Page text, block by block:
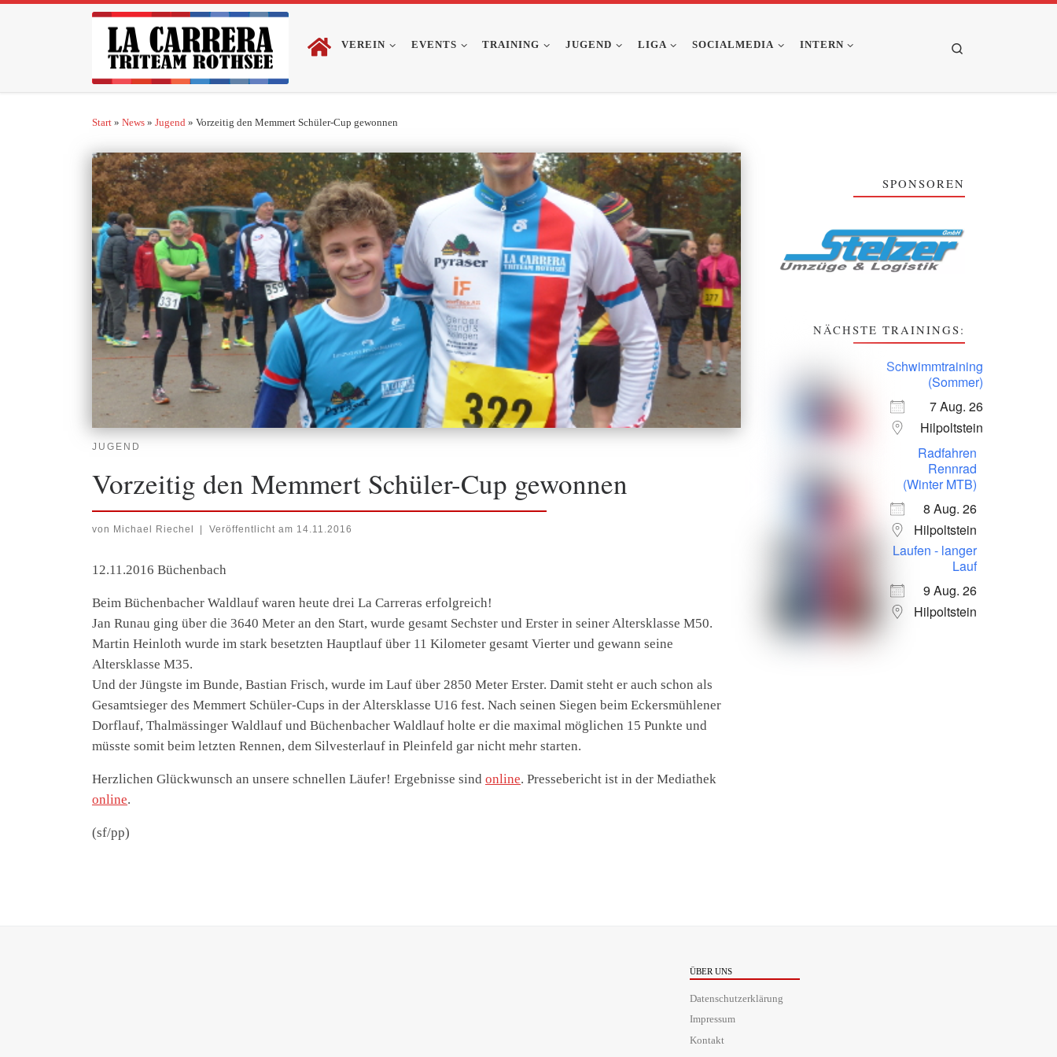
Zum Inhalt springen
VEREIN EVENTS TRAINING JUGEND LIGA SOCIALMEDIA INTERN
Start » News » Jugend » Vorzeitig den Memmert Schüler-Cup gewonnen
JUGEND
Vorzeitig den Memmert Schüler-Cup gewonnen
von Michael Riechel Veröffentlicht am 14.11.2016
12.11.2016 Büchenbach
Beim Büchenbacher Waldlauf waren heute drei La Carreras erfolgreich!
Jan Runau ging über die 3640 Meter an den Start, wurde gesamt Sechster und Erster in seiner Altersklasse M50.
Martin Heinloth wurde im stark besetzten Hauptlauf über 11 Kilometer gesamt Vierter und gewann seine
Altersklasse M35.
Und der Jüngste im Bunde, Bastian Frisch, wurde im Lauf über 2850 Meter Erster. Damit steht er auch schon als
Gesamtsieger des Memmert Schüler-Cups in der Altersklasse U16 fest. Nach seinen Siegen beim Eckersmühlener
Dorflauf, Thalmässinger Waldlauf und Büchenbacher Waldlauf holte er die maximal möglichen 15 Punkte und
müsste somit beim letzten Rennen, dem Silvesterlauf in Pleinfeld gar nicht mehr starten.
Herzlichen Glückwunsch an unsere schnellen Läufer! Ergebnisse sind online. Pressebericht ist in der Mediathek
online.
(sf/pp)
SPONSOREN
NÄCHSTE TRAININGS:
Schwimmtraining
(Sommer)
7 Aug. 26
Hilpoltstein
Radfahren
Rennrad
(Winter MTB)
8 Aug. 26
Hilpoltstein
Laufen - langer
Lauf
9 Aug. 26
Hilpoltstein
ÜBER UNS
Datenschutzerklärung
Impressum
Kontakt